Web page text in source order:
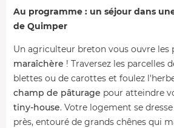
Au programme : un séjour dans
de Quimper
Un agriculteur breton vous ouvre les
maraîchère ! Traversez les parcelles
blettes ou de carottes et foulez
champ de pâturage pour atteindre
tiny-house. Votre logement se
près, entouré de grands chênes qui